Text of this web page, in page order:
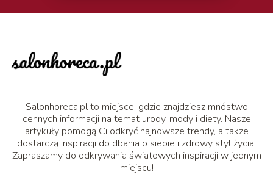
Salonhoreca.pl to miejsce, gdzie znajdziesz mnóstwo
cennych informacji na temat urody, mody i diety. Nasze
artykuły pomogą Ci odkryć najnowsze trendy, a także
dostarczą inspiracji do dbania o siebie i zdrowy styl życia.
Zapraszamy do odkrywania światowych inspiracji w jednym
miejscu!